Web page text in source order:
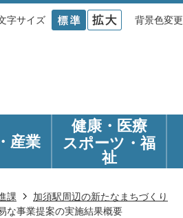
字サイズ 背景色変更
産業
健康・医療
スポーツ・福
祉
課
加須駅周辺の新たなまちづくり
な事業提案の実施結果概要